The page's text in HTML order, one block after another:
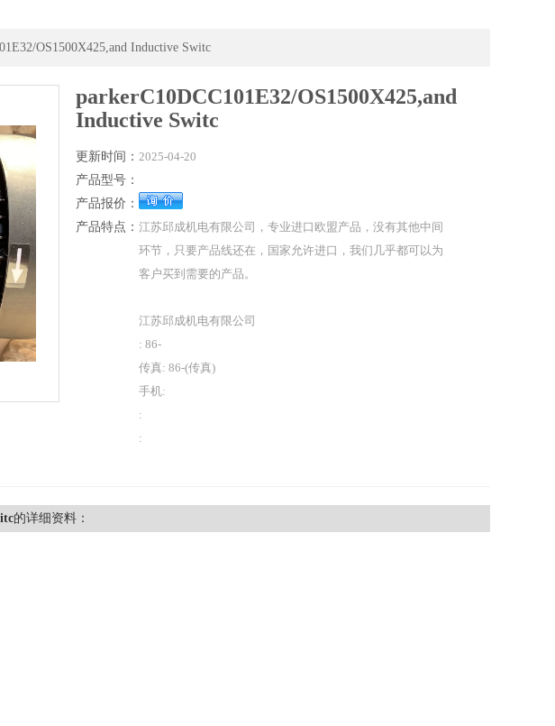
OS1500X425,and Inductive Switc
parkerC10DCC101E32/OS1500X425,and
Inductive Switc
更新时间： 2025-04-20
产品型号：
产品报价：
产品特点： 江苏邱成机电有限公司，专业进口欧盟产品，没有其他中间
环节，只要产品线还在，国家允许进口，我们几乎都可以为
客户买到需要的产品。
江苏邱成机电有限公司
: 86-
传真: 86-(传真)
手机:
:
:
的详细资料：